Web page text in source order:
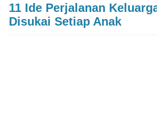
11 Ide Perjalanan
Disukai Setiap Anak